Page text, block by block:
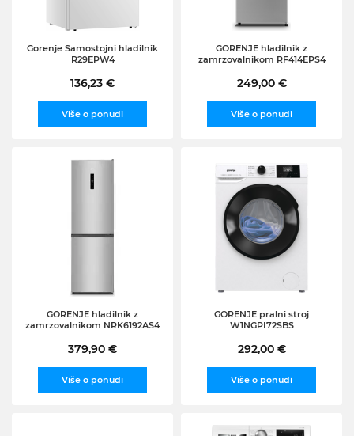
Gorenje Samostojni hladilnik
R29EPW4
136,23 €
Više o ponudi
GORENJE hladilnik z
zamrzovalnikom RF414EPS4
249,00 €
Više o ponudi
GORENJE hladilnik z
zamrzovalnikom NRK6192AS4
379,90 €
Više o ponudi
GORENJE pralni stroj
W1NGPI72SBS
292,00 €
Više o ponudi